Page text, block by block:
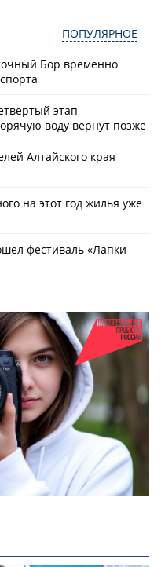
ПОПУЛЯРНОЕ
Бор временно
этап
воду вернут позже
Алтайского края
на этот год жилья уже
фестиваль «Лапки